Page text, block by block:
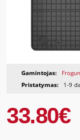
Gamintojas:
Pristatymas:
1-9
33.80€